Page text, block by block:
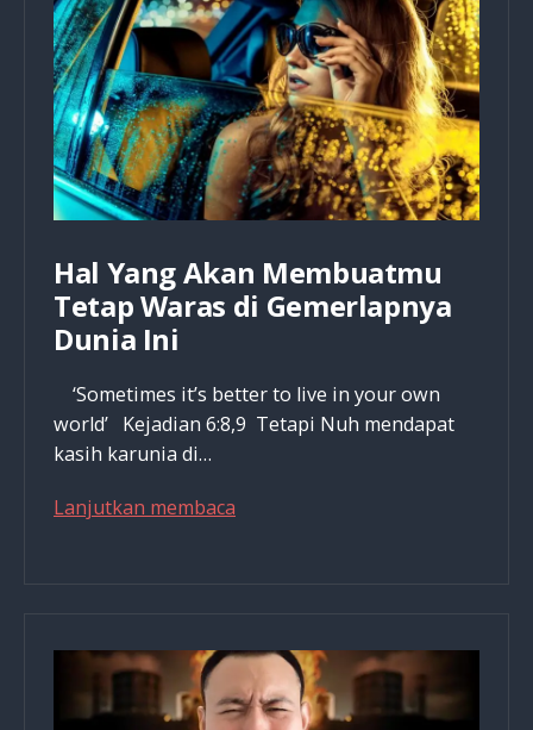
Mengambil
Keputusan
Yang
Salah
Hal Yang Akan Membuatmu
Tetap Waras di Gemerlapnya
Dunia Ini
‘Sometimes it’s better to live in your own
world’ Kejadian 6:8,9 Tetapi Nuh mendapat
kasih karunia di…
Lanjutkan membaca
Waras
Gemerlapnya